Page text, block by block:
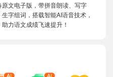
文电子版，带拼音朗读、写字
字组词，搭载智能AI语音技术，
力语文成绩飞速提升！